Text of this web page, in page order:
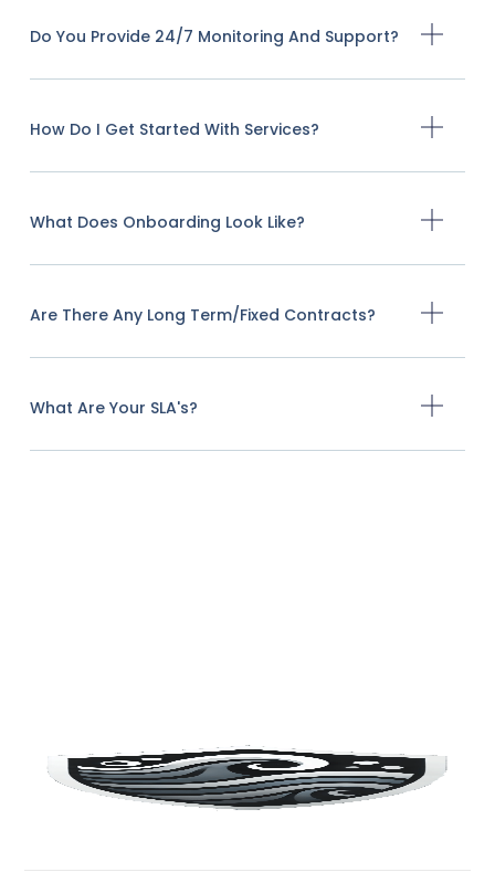
Do You Provide 24/7 Monitoring And Support?
How Do I Get Started With Services?
What Does Onboarding Look Like?
Are There Any Long Term/fixed Contracts?
What Are Your SLA's?